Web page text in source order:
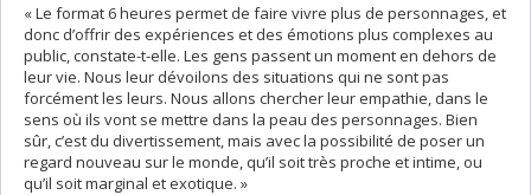
« Le format 6 heures permet de faire vivre plus de personnages, et
donc d’offrir des expériences et des émotions plus complexes au
public, constate-t-elle. Les gens passent un moment en dehors de
leur vie. Nous leur dévoilons des situations qui ne sont pas
forcément les leurs. Nous allons chercher leur empathie, dans le
sens où ils vont se mettre dans la peau des personnages. Bien
sûr, c’est du divertissement, mais avec la possibilité de poser un
regard nouveau sur le monde, qu’il soit très proche et intime, ou
qu’il soit marginal et exotique. »